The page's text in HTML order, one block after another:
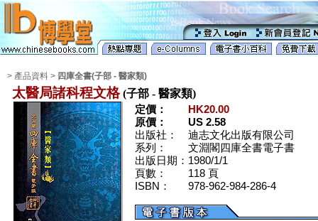
> 產品資料 > 四庫全書(子部 - 醫家類)
太醫局諸科程文格 (子部 - 醫家類)
定價：
HK20.00
原價：
US 2.58
出版社：
迪志文化出版有限公司
系列：
文淵閣四庫全書電子書
出版日期： 1980/1/1
頁數：
118 頁
ISBN：
978-962-984-286-4